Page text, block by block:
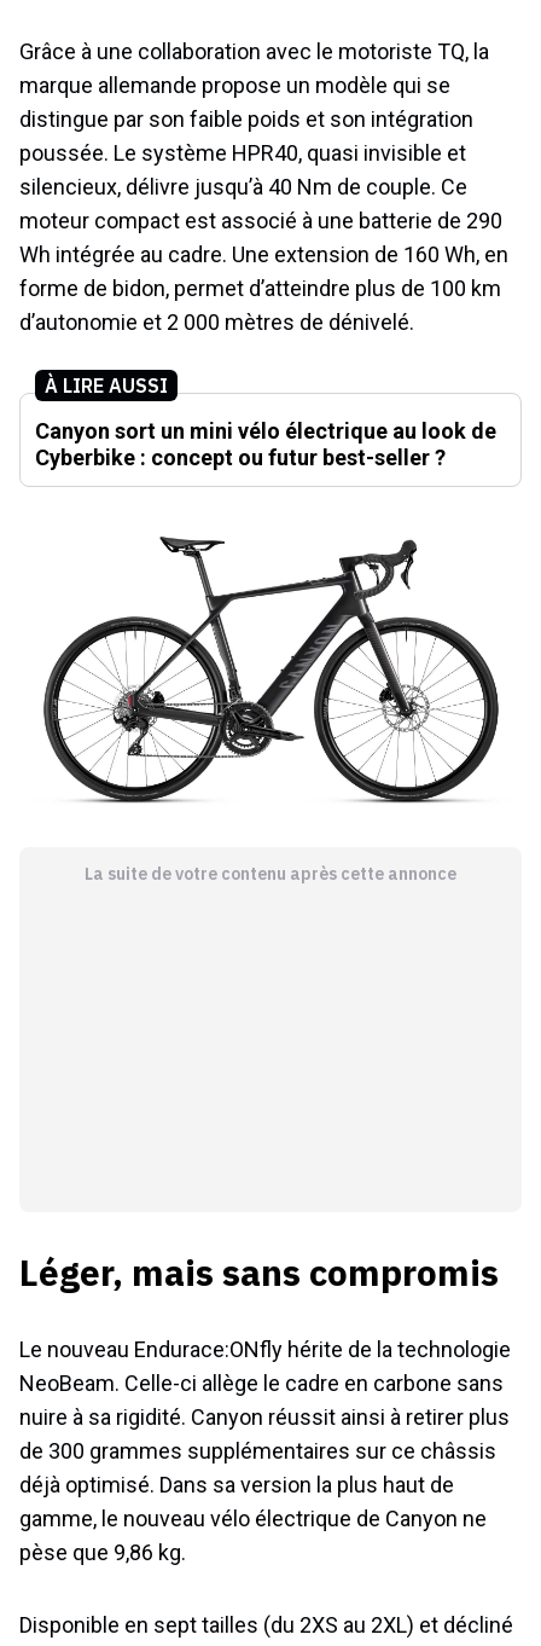
Grâce à une collaboration avec le motoriste TQ, la
marque allemande propose un modèle qui se
distingue par son faible poids et son intégration
poussée. Le système HPR40, quasi invisible et
silencieux, délivre jusqu’à 40 Nm de couple. Ce
moteur compact est associé à une batterie de 290
Wh intégrée au cadre. Une extension de 160 Wh, en
forme de bidon, permet d’atteindre plus de 100 km
d’autonomie et 2 000 mètres de dénivelé.
À LIRE AUSSI
Canyon sort un mini vélo électrique au look de
Cyberbike : concept ou futur best-seller ?
La suite de votre contenu après cette annonce
Léger, mais sans compromis
Le nouveau Endurace:ONfly hérite de la technologie
NeoBeam. Celle-ci allège le cadre en carbone sans
nuire à sa rigidité. Canyon réussit ainsi à retirer plus
de 300 grammes supplémentaires sur ce châssis
déjà optimisé. Dans sa version la plus haut de
gamme, le nouveau vélo électrique de Canyon ne
pèse que 9,86 kg.
Disponible en sept tailles (du 2XS au 2XL) et décliné